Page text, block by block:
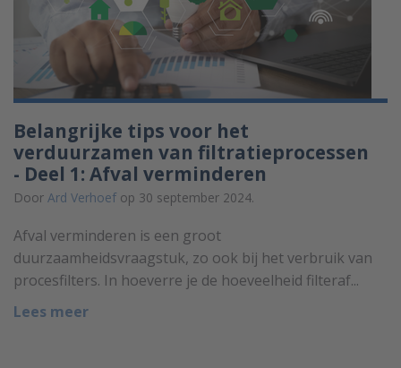
Belangrijke tips voor het
verduurzamen van filtratieprocessen
- Deel 1: Afval verminderen
Door Ard Verhoef op 30 september 2024.
Afval verminderen is een groot
duurzaamheidsvraagstuk, zo ook bij het verbruik van
procesfilters. In hoeverre je de hoeveelheid filteraf...
Lees meer